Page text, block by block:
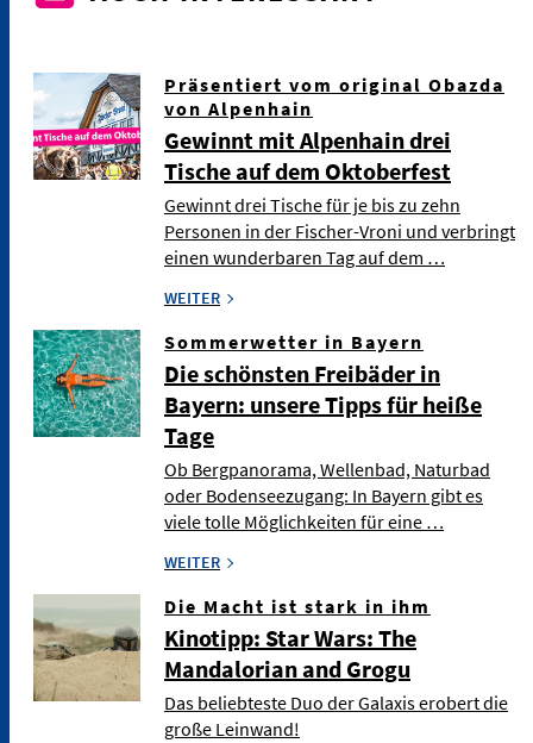
Präsentiert vom original Obazda
von Alpenhain
Gewinnt mit Alpenhain drei
Tische auf dem Oktoberfest
Gewinnt drei Tische für je bis zu zehn
Personen in der Fischer-Vroni und verbringt
einen wunderbaren Tag auf dem …
WEITER
Sommerwetter in Bayern
Die schönsten Freibäder in
Bayern: unsere Tipps für heiße
Tage
Ob Bergpanorama, Wellenbad, Naturbad
oder Bodenseezugang: In Bayern gibt es
viele tolle Möglichkeiten für eine …
WEITER
Die Macht ist stark in ihm
Kinotipp: Star Wars: The
Mandalorian and Grogu
Das beliebteste Duo der Galaxis erobert die
große Leinwand!